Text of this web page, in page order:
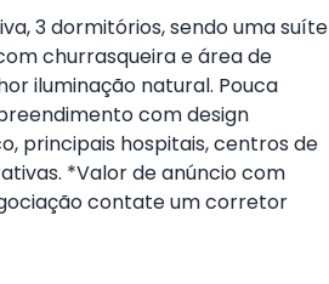
3 dormitórios, sendo uma suíte
churrasqueira e área de
iluminação natural. Pouca
com design
principais hospitais, centros de
*Valor de anúncio com
contate um corretor